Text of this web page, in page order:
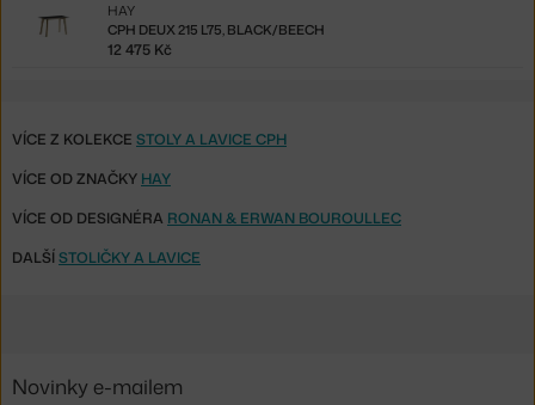
CPH DEUX 215 L75, BLACK/BEECH
HAY
12 475 Kč
VÍCE Z KOLEKCE STOLY A LAVICE CPH
VÍCE OD ZNAČKY HAY
VÍCE OD DESIGNÉRA RONAN & ERWAN BOUROULLEC
DALŠÍSTOLIČKY A LAVICE
Novinky e-mailem